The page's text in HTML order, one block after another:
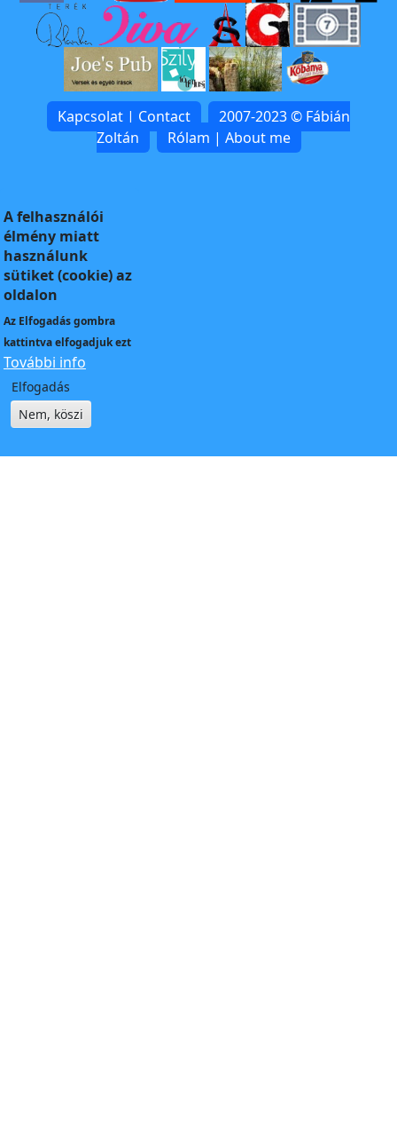
Kapcsolat | Contact
2007-2023 © Fábián
Zoltán
Rólam | About me
A felhasználói
élmény miatt
használunk
sütiket (cookie) az
oldalon
Az Elfogadásgombra
kattintva elfogadjuk ezt
További info
Elfogadás
Nem, köszi